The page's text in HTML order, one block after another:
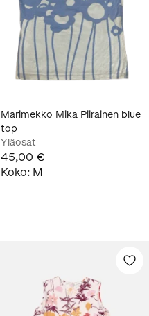
Marimekko Mika Piirainen blue
top
Yläosat
45,00 €
Koko: M